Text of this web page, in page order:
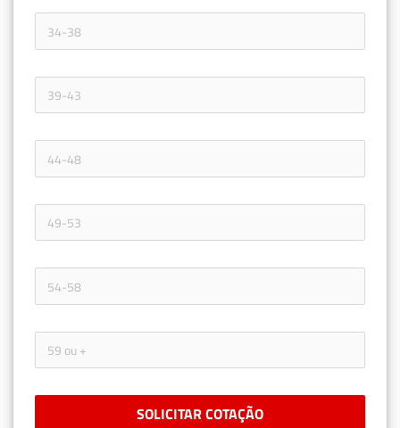
SOLICITAR COTAÇÃO